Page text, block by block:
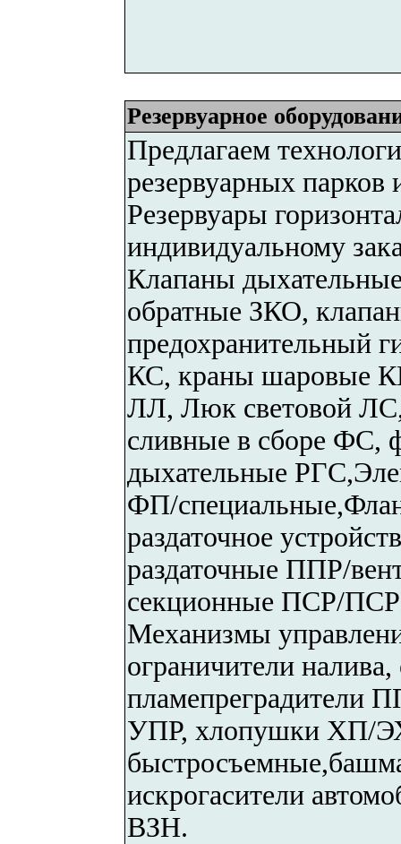
Резервуарное
Предлагаем
резервуарных парков
Резервуары
индивидуальному
Клапаны
обратные ЗКО,
предохранительный
КС, краны шаровые
ЛЛ, Люк световой
сливные в сборе ФС,
дыхательные
ФП/
раздаточное
раздаточные ППР/
секционные ПСР/
Механизмы
ограничители
пламепреградители
УПР, хлопушки ХП/
искрогасители
ВЗН.